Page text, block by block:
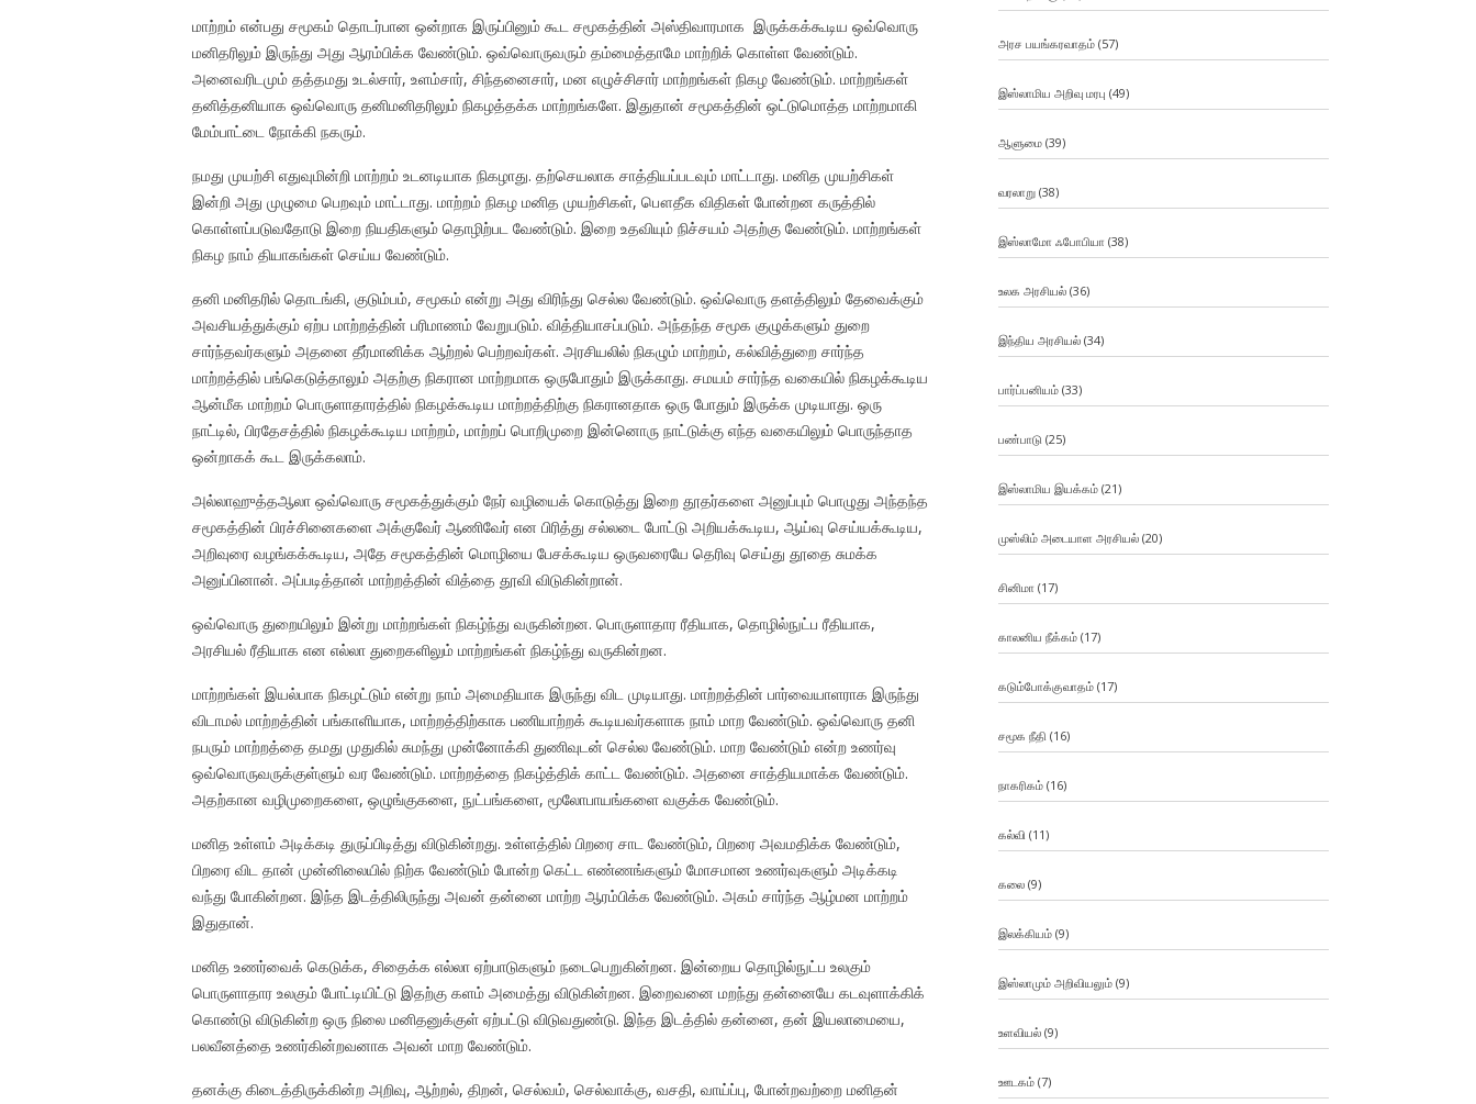
மாற்றம் என்பது சமூகம் தொடர்பான ஒன்றாக இருப்பினும் கூட சமூகத்தின் அஸ்திவாரமாக இருக்கக்கூடிய ஒவ்வொரு
மனிதரிலும் இருந்து அது ஆரம்பிக்க வேண்டும். ஒவ்வொருவரும் தம்மைத்தாமே மாற்றிக் கொள்ள வேண்டும்.
அனைவரிடமும் தத்தமது உடல்சார், உளம்சார், சிந்தனைசார், மன எழுச்சிசார் மாற்றங்கள் நிகழ வேண்டும். மாற்றங்கள்
தனித்தனியாக ஒவ்வொரு தனிமனிதரிலும் நிகழத்தக்க மாற்றங்களே. இதுதான் சமூகத்தின் ஒட்டுமொத்த மாற்றமாகி
மேம்பாட்டை நோக்கி நகரும்.
நமது முயற்சி எதுவுமின்றி மாற்றம் உடனடியாக நிகழாது. தற்செயலாக சாத்தியப்படவும் மாட்டாது. மனித முயற்சிகள்
இன்றி அது முழுமை பெறவும் மாட்டாது. மாற்றம் நிகழ மனித முயற்சிகள், பௌதீக விதிகள் போன்றன கருத்தில்
கொள்ளப்படுவதோடு இறை நியதிகளும் தொழிற்பட வேண்டும். இறை உதவியும் நிச்சயம் அதற்கு வேண்டும். மாற்றங்கள்
நிகழ நாம் தியாகங்கள் செய்ய வேண்டும்.
தனி மனிதரில் தொடங்கி, குடும்பம், சமூகம் என்று அது விரிந்து செல்ல வேண்டும். ஒவ்வொரு தளத்திலும் தேவைக்கும்
அவசியத்துக்கும் ஏற்ப மாற்றத்தின் பரிமாணம் வேறுபடும். வித்தியாசப்படும். அந்தந்த சமூக குழுக்களும் துறை
சார்ந்தவர்களும் அதனை தீர்மானிக்க ஆற்றல் பெற்றவர்கள். அரசியலில் நிகழும் மாற்றம், கல்வித்துறை சார்ந்த
மாற்றத்தில் பங்கெடுத்தாலும் அதற்கு நிகரான மாற்றமாக ஒருபோதும் இருக்காது. சமயம் சார்ந்த வகையில் நிகழக்கூடிய
ஆன்மீக மாற்றம் பொருளாதாரத்தில் நிகழக்கூடிய மாற்றத்திற்கு நிகரானதாக ஒரு போதும் இருக்க முடியாது. ஒரு
நாட்டில், பிரதேசத்தில் நிகழக்கூடிய மாற்றம், மாற்றப் பொறிமுறை இன்னொரு நாட்டுக்கு எந்த வகையிலும் பொருந்தாத
ஒன்றாகக் கூட இருக்கலாம்.
அல்லாஹுத்தஆலா ஒவ்வொரு சமூகத்துக்கும் நேர் வழியைக் கொடுத்து இறை தூதர்களை அனுப்பும் பொழுது அந்தந்த
சமூகத்தின் பிரச்சினைகளை அக்குவேர் ஆணிவேர் என பிரித்து சல்லடை போட்டு அறியக்கூடிய, ஆய்வு செய்யக்கூடிய,
அறிவுரை வழங்கக்கூடிய, அதே சமூகத்தின் மொழியை பேசக்கூடிய ஒருவரையே தெரிவு செய்து தூதை சுமக்க
அனுப்பினான். அப்படித்தான் மாற்றத்தின் வித்தை தூவி விடுகின்றான்.
ஒவ்வொரு துறையிலும் இன்று மாற்றங்கள் நிகழ்ந்து வருகின்றன. பொருளாதார ரீதியாக, தொழில்நுட்ப ரீதியாக,
அரசியல் ரீதியாக என எல்லா துறைகளிலும் மாற்றங்கள் நிகழ்ந்து வருகின்றன.
மாற்றங்கள் இயல்பாக நிகழட்டும் என்று நாம் அமைதியாக இருந்து விட முடியாது. மாற்றத்தின் பார்வையாளராக இருந்து
விடாமல் மாற்றத்தின் பங்காளியாக, மாற்றத்திற்காக பணியாற்றக் கூடியவர்களாக நாம் மாற வேண்டும். ஒவ்வொரு தனி
நபரும் மாற்றத்தை தமது முதுகில் சுமந்து முன்னோக்கி துணிவுடன் செல்ல வேண்டும். மாற வேண்டும் என்ற உணர்வு
ஒவ்வொருவருக்குள்ளும் வர வேண்டும். மாற்றத்தை நிகழ்த்திக் காட்ட வேண்டும். அதனை சாத்தியமாக்க வேண்டும்.
அதற்கான வழிமுறைகளை, ஒழுங்குகளை, நுட்பங்களை, மூலோபாயங்களை வகுக்க வேண்டும்.
மனித உள்ளம் அடிக்கடி துருப்பிடித்து விடுகின்றது. உள்ளத்தில் பிறரை சாட வேண்டும், பிறரை அவமதிக்க வேண்டும்,
பிறரை விட தான் முன்னிலையில் நிற்க வேண்டும் போன்ற கெட்ட எண்ணங்களும் மோசமான உணர்வுகளும் அடிக்கடி
வந்து போகின்றன. இந்த இடத்திலிருந்து அவன் தன்னை மாற்ற ஆரம்பிக்க வேண்டும். அகம் சார்ந்த ஆழ்மன மாற்றம்
இதுதான்.
மனித உணர்வைக் கெடுக்க, சிதைக்க எல்லா ஏற்பாடுகளும் நடைபெறுகின்றன. இன்றைய தொழில்நுட்ப உலகும்
பொருளாதார உலகும் போட்டியிட்டு இதற்கு களம் அமைத்து விடுகின்றன. இறைவனை மறந்து தன்னையே கடவுளாக்கிக்
கொண்டு விடுகின்ற ஒரு நிலை மனிதனுக்குள் ஏற்பட்டு விடுவதுண்டு. இந்த இடத்தில் தன்னை, தன் இயலாமையை,
பலவீனத்தை உணர்கின்றவனாக அவன் மாற வேண்டும்.
தனக்கு கிடைத்திருக்கின்ற அறிவு, ஆற்றல், திறன், செல்வம், செல்வாக்கு, வசதி, வாய்ப்பு, போன்றவற்றை மனிதன்
அரச பயங்கரவாதம்(57)
இஸ்லாமிய அறிவு மரபு (49)
ஆளுமை(39)
வரலாறு(38)
இஸ்லாமோ ஃபோபியா (38)
உலக அரசியல்(36)
இந்திய அரசியல்(34)
பார்ப்பனியம்(33)
பண்பாடு(25)
இஸ்லாமிய இயக்கம்(21)
முஸ்லிம் அடையாள அரசியல்(20)
சினிமா (17)
காலனிய நீக்கம்(17)
கடும்போக்குவாதம்(17)
சமூக நீதி (16)
நாகரிகம்(16)
கல்வி (11)
கலை(9)
இலக்கியம்(9)
இஸ்லாமும் அறிவியலும்(9)
உளவியல்(9)
ஊடகம்(7)